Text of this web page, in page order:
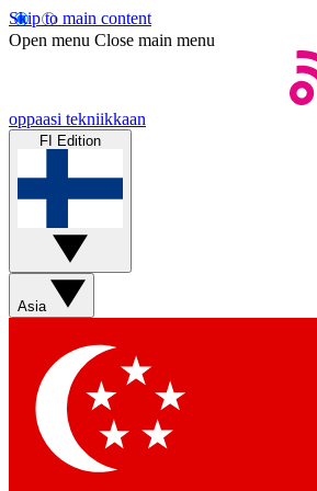
Skip to main content
Open menu Close main menu
oppaasi tekniikkaan
FI Edition
Asia